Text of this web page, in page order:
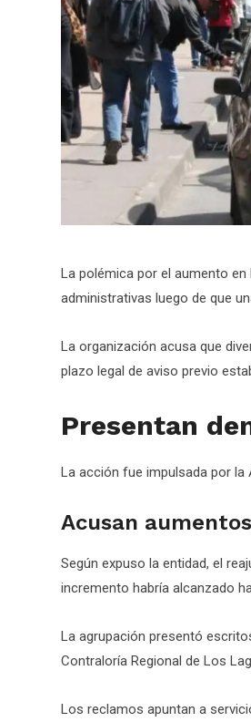
La polémica por el aumento
administrativas luego de que
La organización acusa que
plazo legal de aviso previo
Presentan
La acción fue impulsada por la
Acusan
Según expuso la entidad, el
incremento habría alcanzado
La agrupación presentó
Contraloría Regional de Los
Los reclamos apuntan a